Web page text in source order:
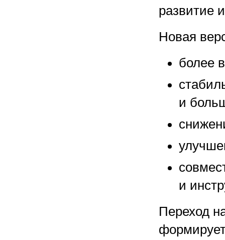
развитие
Новая
более
и
и
Переход